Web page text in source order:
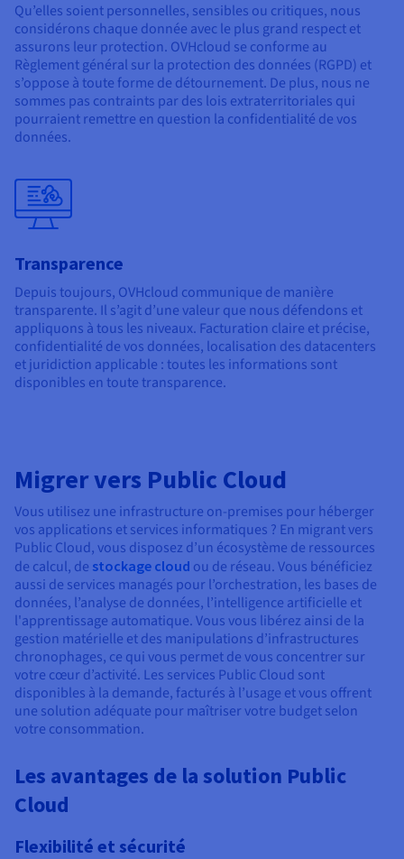
Qu’elles soient personnelles, sensibles ou critiques, nous
considérons chaque donnée avec le plus grand respect et
assurons leur protection. OVHcloud se conforme au
Règlement général sur la protection des données (RGPD) et
s’oppose à toute forme de détournement. De plus, nous ne
sommes pas contraints par des lois extraterritoriales qui
pourraient remettre en question la confidentialité de vos
données.
Transparence
Depuis toujours, OVHcloud communique de manière
transparente. Il s’agit d’une valeur que nous défendons et
appliquons à tous les niveaux. Facturation claire et précise,
confidentialité de vos données, localisation des datacenters
et juridiction applicable : toutes les informations sont
disponibles en toute transparence.
Migrer vers Public Cloud
Vous utilisez une infrastructure on-premises pour héberger
vos applications et services informatiques ? En migrant vers
Public Cloud, vous disposez d’un écosystème de ressources
de calcul, de stockage cloud ou de réseau. Vous bénéficiez
aussi de services managés pour l’orchestration, les bases de
données, l’analyse de données, l’intelligence artificielle et
l'apprentissage automatique. Vous vous libérez ainsi de la
gestion matérielle et des manipulations d’infrastructures
chronophages, ce qui vous permet de vous concentrer sur
votre cœur d’activité. Les services Public Cloud sont
disponibles à la demande, facturés à l’usage et vous offrent
une solution adéquate pour maîtriser votre budget selon
votre consommation.
Les avantages de la solution Public
Cloud
Flexibilité et sécurité